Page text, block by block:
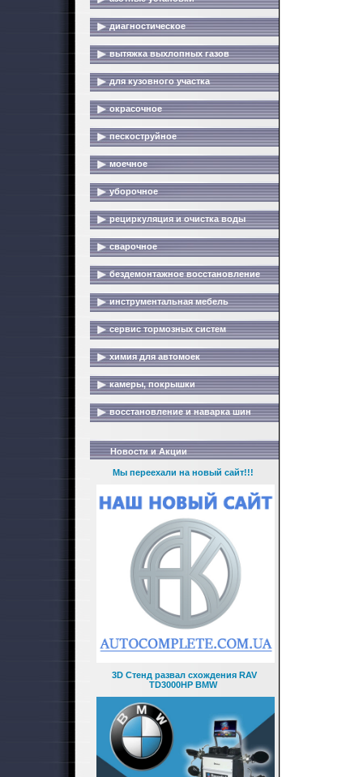
диагностическое
вытяжка выхлопных газов
для кузовного участка
окрасочное
пескоструйное
моечное
уборочное
рециркуляция и очистка воды
сварочное
бездемонтажное восстановление
инструментальная мебель
сервис тормозных систем
химия для автомоек
камеры, покрышки
восстановление и наварка шин
Новости и Акции
Мы переехали на новый сайт!!!
3D Стенд развал схождения RAV
TD3000HP BMW